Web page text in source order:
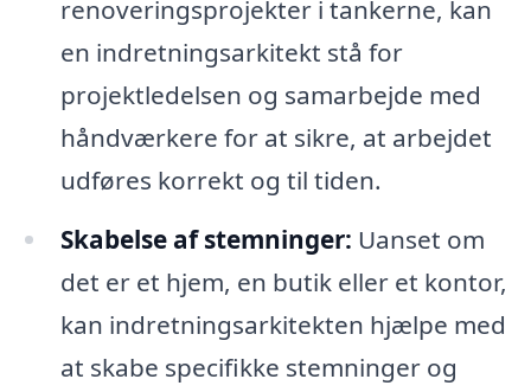
renoveringsprojekter i tankerne, kan
en indretningsarkitekt stå for
projektledelsen og samarbejde med
håndværkere for at sikre, at arbejdet
udføres korrekt og til tiden.
Skabelse af stemninger: Uanset om
det er et hjem, en butik eller et kontor,
kan indretningsarkitekten hjælpe med
at skabe specifikke stemninger og